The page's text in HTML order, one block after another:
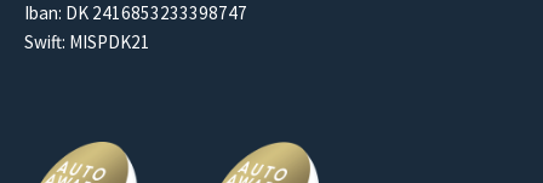
Iban: DK 2416853233398747
Swift: MISPDK21